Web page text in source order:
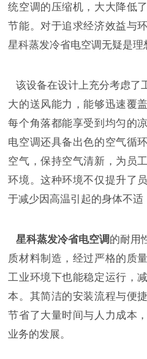
统空调的压缩机，大大降低
节能。对于追求经济效益与
星科蒸发冷省电空调无疑是理
该设备在设计上充分考虑了
大的送风能力，能够迅速覆
每个角落都能享受到均匀的
电空调还具备出色的空气循
空气，保持空气清新，为员
环境。这种环境不仅提升了
于减少因高温引起的身体不适
星科蒸发冷省电空调的耐用
质材料制造，经过严格的质
工业环境下也能稳定运行，
本。其简洁的安装流程与便
节省了大量时间与人力成本
业务的发展。